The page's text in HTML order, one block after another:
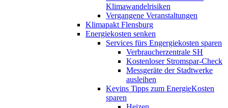
Klimawandelrisiken
Vergangene Veranstaltungen
Klimapakt Flensburg
Energiekosten senken
Services fürs Engergiekosten sparen
Verbraucherzentrale SH
Kostenloser Stromspar-Check
Messgeräte der Stadtwerke
ausleihen
Kevins Tipps zum EnergieKosten
sparen